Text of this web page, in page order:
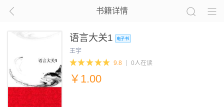
书籍详情
语言大关1
王宇
9.8
0人在读
￥ 1.00